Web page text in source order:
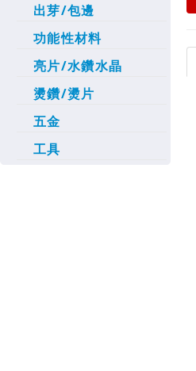
出芽/包邊
功能性材料
亮片/水鑽水晶
燙鑽/燙片
五金
工具